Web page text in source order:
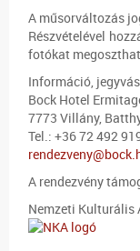
A műsorváltozás
Részvételével
fotókat
Információ,
Bock Hotel
7773 Villány,
Tel.: +36 72 492
A rendezvény
Nemzeti Kulturális